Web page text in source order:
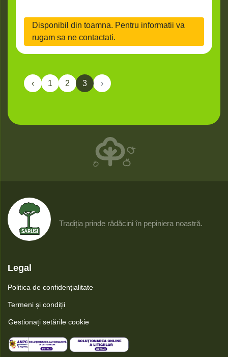
Disponibil din toamna. Pentru informatii va
rugam sa ne contactati.
‹ 1 2 3 ›
Tradiția prinde rădăcini în pepiniera noastră.
Legal
Politica de confidențialitate
Termeni și condiții
Gestionați setările cookie